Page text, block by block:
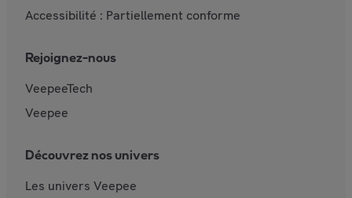
Accessibilité : Partiellement conforme
Rejoignez-nous
VeepeeTech
Veepee
Découvrez nos univers
Les univers Veepee